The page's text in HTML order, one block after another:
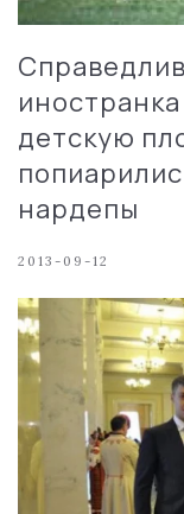
детскую
нардепы
2013-09-12